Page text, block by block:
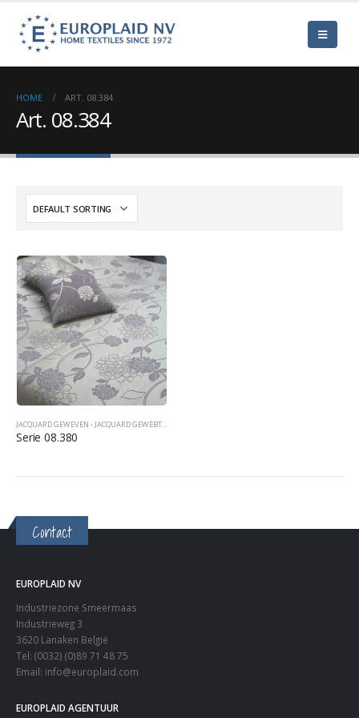
HOME ART. 08.384
Art. 08.384
JACQUARD GEWEVEN - JACQUARD GEWEBT - JACQUARD WOVEN
Serie 08.380
Contact
EUROPLAID NV
Industriezone Smeermaas
Industrieweg 3
3620 Lanaken België
Tel: (0032) (0)89 71 48 75
Email: info@europlaid.com
EUROPLAID AGENTUUR